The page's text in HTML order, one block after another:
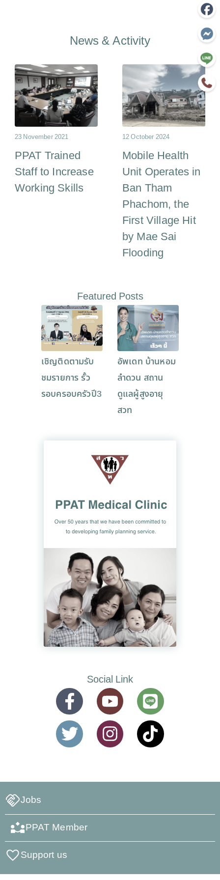
News & Activity
23 November 2021
PPAT Trained
Staff to Increase
Working Skills
12 October 2024
Mobile Health
Unit Operates in
Ban Tham
Phachom, the
First Village Hit
by Mae Sai
Flooding
Featured Posts
เชิญติดตามรับ
ชมรายการ รั้ว
รอบครอบครัวปี3
อัพเดท บ้านหอม
ลำดวน สถาน
ดูแลผู้สูงอายุ
สวท
Social Link
Jobs
PPAT Member
Support us